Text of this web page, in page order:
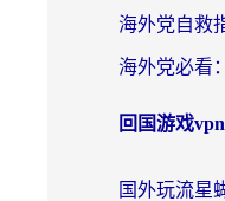
回国游戏vpn